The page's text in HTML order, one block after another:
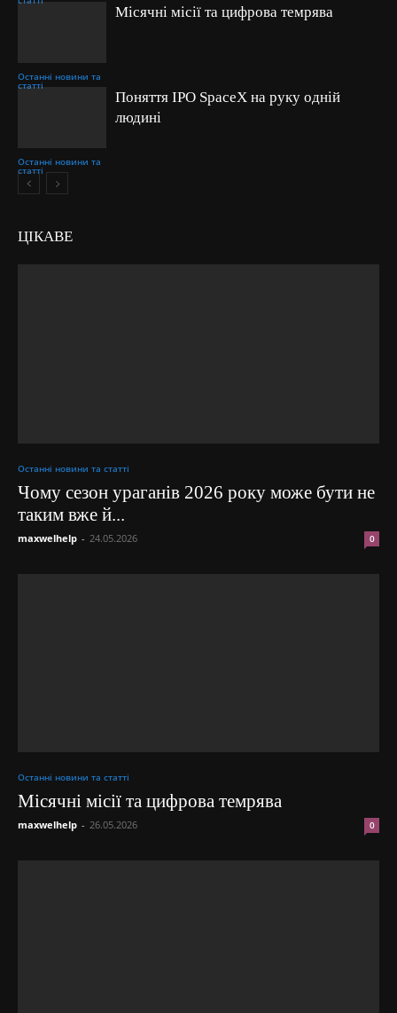
Останні новини та
статті
Місячні місії та цифрова темрява
Останні новини та
статті
Поняття IPO SpaceX на руку одній
людині
ЦІКАВЕ
Останні новини та статті
Чому сезон ураганів 2026 року може бути не
таким вже й...
maxwelhelp - 24.05.2026 0
Останні новини та статті
Місячні місії та цифрова темрява
maxwelhelp - 26.05.2026 0